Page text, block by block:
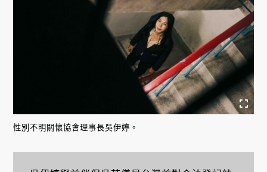
性別不明關懷協會理事長吳伊婷。